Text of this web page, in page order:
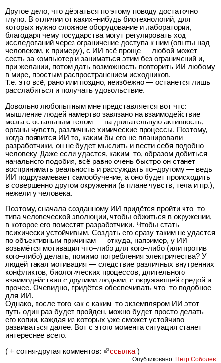
Другое дело, что дёргаться по этому поводу достаточно
глупо. В отличии от каких–нибудь биотехнологий, для
которых нужно сложное оборудование и лаборатории,
благодаря чему государства могут регулировать ход
исследований через ограничение доступа к ним (опыты над
человеком, к примеру), с ИИ всё проще — любой может
сесть за компьютер и заниматься этим без ограничений и,
при желании, потом дать возможность повторить ИИ любому
в мире, простым распространением исходников.
Т.е. это всё, рано или поздно, неизбежно — останется лишь
расслабиться и получать удовольствие.
Довольно любопытным мне представляется вот что:
мышление людей намертво завязано на взаимодействие
мозга с остальным телом — на двигательную активность,
органы чувств, различные химические процессы. Поэтому,
когда появится ИИ то, каким бы его не планировали
разработчики, он не будет мыслить и вести себя подобно
человеку. Даже если удастся, каким–то, образом добиться
начального подобия, всё равно очень быстро он станет
воспринимать реальность и рассуждать по–другому — ведь
ИИ подрузамевает самообучение, а оно будет происходить
в совершенно другом окружении (в плане чувств, тела и пр.),
нежели у человека.
Поэтому, сначала созданному ИИ придётся пройти что–то
типа человеческой эволюции, чтобы обжиться в окружении,
в которое его поместят разработчики. Чтобы стать
психически устойчивым. Создать его сразу таким не удастся
по объективным причинам — откуда, например, у ИИ
возьмётся мотивация что–либо для кого–либо (или против
кого–либо) делать, помимо потребления электричества? У
людей такая мотивация — следствие различных внутренних
конфликтов, биологических процессов, длительного
взаимодействия с другими людьми, с окружающей средой и
прочее. Очевидно, придётся обеспечивать что–то подобное
для ИИ.
Однако, после того как с каким–то экземпляром ИИ этот
путь один раз будет пройден, можно будет просто делать
его копии, каждая из которых уже сможет устойчиво
развиваться далее. Вот с этого момента ситуация станет
интереснее всего.
( + сотня-другая комментов:
ссылка )
Опубликовано: Пётр Соболев